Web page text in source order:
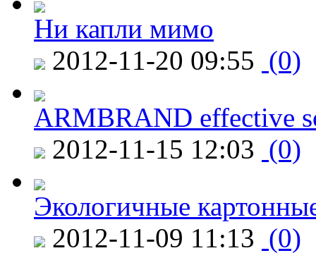
Ни капли мимо
2012-11-20 09:55 (0)
ARMBRAND effective
2012-11-15 12:03 (0)
Экологичные
2012-11-09 11:13 (0)